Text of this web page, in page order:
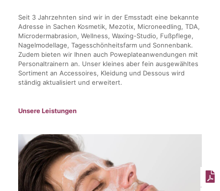
Seit 3 Jahrzehnten sind wir in der Emsstadt eine bekannte
Adresse in Sachen Kosmetik, Mezotix, Microneedling, TDA,
Microdermabrasion, Wellness, Waxing-Studio, Fußpflege,
Nagelmodellage, Tagesschönheitsfarm und Sonnenbank.
Zudem bieten wir Ihnen auch Poweplateanwendungen mit
Personaltrainern an. Unser kleines aber fein ausgewähltes
Sortiment an Accessoires, Kleidung und Dessous wird
ständig aktualisiert und erweitert.
Unsere Leistungen